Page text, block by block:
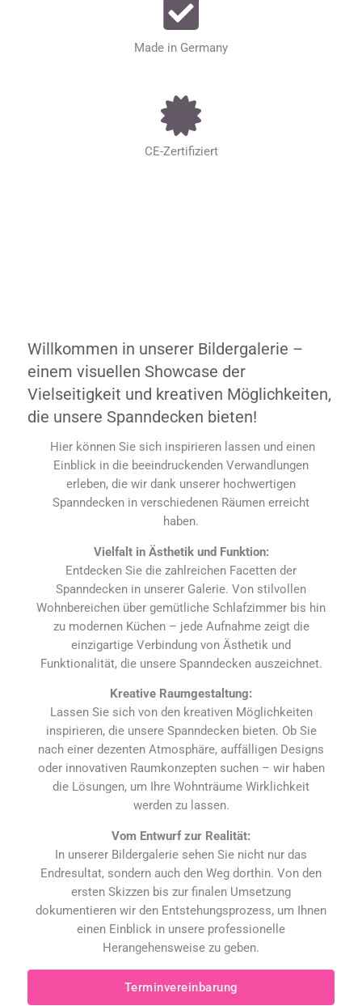
Made in Germany
CE-Zertifiziert
Willkommen in unserer Bildergalerie –
einem visuellen Showcase der
Vielseitigkeit und kreativen Möglichkeiten,
die unsere Spanndecken bieten!
Hier können Sie sich inspirieren lassen und einen
Einblick in die beeindruckenden Verwandlungen
erleben, die wir dank unserer hochwertigen
Spanndecken in verschiedenen Räumen erreicht
haben.
Vielfalt in Ästhetik und Funktion:
Entdecken Sie die zahlreichen Facetten der
Spanndecken in unserer Galerie. Von stilvollen
Wohnbereichen über gemütliche Schlafzimmer bis hin
zu modernen Küchen – jede Aufnahme zeigt die
einzigartige Verbindung von Ästhetik und
Funktionalität, die unsere Spanndecken auszeichnet.
Kreative Raumgestaltung:
Lassen Sie sich von den kreativen Möglichkeiten
inspirieren, die unsere Spanndecken bieten. Ob Sie
nach einer dezenten Atmosphäre, auffälligen Designs
oder innovativen Raumkonzepten suchen – wir haben
die Lösungen, um Ihre Wohnträume Wirklichkeit
werden zu lassen.
Vom Entwurf zur Realität:
In unserer Bildergalerie sehen Sie nicht nur das
Endresultat, sondern auch den Weg dorthin. Von den
ersten Skizzen bis zur finalen Umsetzung
dokumentieren wir den Entstehungsprozess, um Ihnen
einen Einblick in unsere professionelle
Herangehensweise zu geben.
Terminvereinbarung